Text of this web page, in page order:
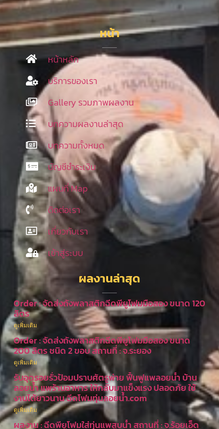
หน้า
หน้าหลัก
บริการของเรา
Gallery รวมภาพผลงาน
บทความผลงานล่าสุด
บทความทั้งหมด
บัญชีชำระเงิน
แผนที่ Map
ติดต่อเรา
เกี่ยวกับเรา
เข้าสู่ระบบ
ผลงานล่าสุด
Order : จัดส่งถังพลาสติกฉีดพียูโฟมมือสอง ขนาด 120
ลิตร
ดูเพิ่มเติม
Order : จัดส่งถังพลาสติกฉีดพียูโฟมมือสอง ขนาด
200 ลิตร ชนิด 2 ขอบ สถานที่ : จ.ระยอง
ดูเพิ่มเติม
รับอุดรอยรั่วป้อมปราบศัตรูพ่าย ฟื้นฟูแพลอยน้ำ บ้าน
ลอยน้ำ แพร้านอาหาร ให้กลับมาแข็งแรง ปลอดภัย ใช้
งานได้ยาวนาน ฉีดโฟมทุ่นลอยน้ำ.com
ดูเพิ่มเติม
ผลงาน : ฉีดพียูโฟมใส่ทุ่นแพสูบน้ำ สถานที่ : จ.ร้อยเอ็ด